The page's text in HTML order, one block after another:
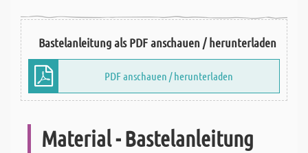
Bastelanleitung als PDF anschauen / herunterladen
PDF anschauen / herunterladen
Material - Bastelanleitung